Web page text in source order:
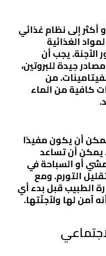
أكثر إلى نظام غذائي
الغذائية
الأجنة. يجب أن
جيدة للبروتين،
من
كافية من الماء
أن يكون مفيدًا
يمكن أن تساعد
أو السباحة في
التورم. ومع
الطبيب قبل بدء أي
آمن لها ولأجنّتها.